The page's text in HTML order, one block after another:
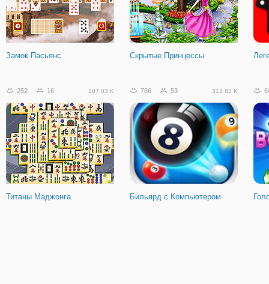
Эпопея гангстеров
Замок Пасьянс Скрытые Принцессы
252 16 107.03 K
Титаны Маджонга
786 53 312.83 K
Бильярд с Компьютером